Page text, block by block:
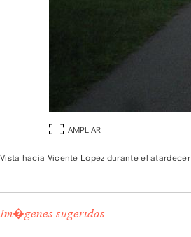
AMPLIAR
Vista hacia Vicente Lopez durante el atardecer
Im�genes sugeridas